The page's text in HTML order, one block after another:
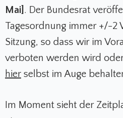
Mai] . Der Bundesrat
Tagesordnung immer +/-2
Sitzung, so dass wir im
verboten werden wird
hier selbst im Auge
Im Moment sieht der